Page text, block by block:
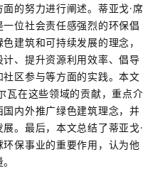
的努力进行阐述。蒂亚戈·席
位社会责任感强烈的环保倡
建筑和可持续发展的理念，
、提升资源利用效率、倡导
区参与等方面的实践。本文
瓦在这些领域的贡献，重点介
内外推广绿色建筑理念，并
。最后，本文总结了蒂亚戈·
保事业的重要作用，认为他